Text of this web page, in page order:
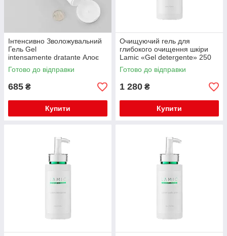
Інтенсивно Зволожувальний
Гель Gel
intensamente dratante Алоє
Вера для обличчя й тіла
250ml. Lamic
Готово до відправки
685 ₴
Купити
Очищуючий гель для
глибокого очищення шкіри
Lamic «Gel detergente» 250
мл
Готово до відправки
1 280 ₴
Купити